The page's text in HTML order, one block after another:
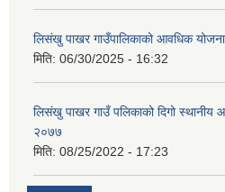
लिसंखु पाखर गाउँपालिकाको आवधिक
मिति: 06/30/2025 - 16:32
लिसंखु पाखर गाउँ पलिकाको दिगो स्थानीय
२०७७
मिति: 08/25/2022 - 17:23